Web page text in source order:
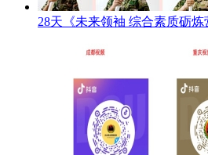
28天《未来领袖 综合素质砺炼